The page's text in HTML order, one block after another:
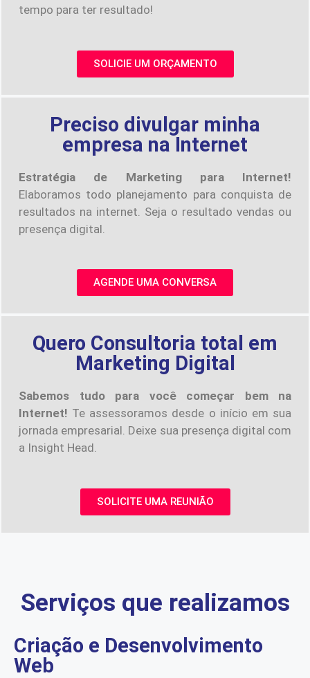
tempo para ter resultado!
SOLICIE UM ORÇAMENTO
Preciso divulgar minha
empresa na Internet
Estratégia de Marketing para Internet!
Elaboramos todo planejamento para conquista de
resultados na internet. Seja o resultado vendas ou
presença digital.
AGENDE UMA CONVERSA
Quero Consultoria total em
Marketing Digital
Sabemos tudo para você começar bem na
Internet! Te assessoramos desde o início em sua
jornada empresarial. Deixe sua presença digital com
a Insight Head.
SOLICITE UMA REUNIÃO
Serviços que realizamos
Criação e Desenvolvimento
Web